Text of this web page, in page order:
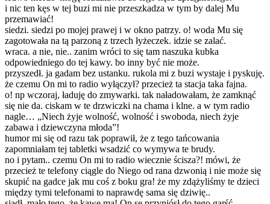
i nic ten kęs w tej buzi mi nie przeszkadza w tym by dalej Mu
przemawiać!
siedzi. siedzi po mojej prawej i w okno patrzy. o! woda Mu się
zagotowała na tą parzoną z trzech łyżeczek. idzie se zalać.
wraca. a nie, nie.. zanim wróci to się tam naszuka kubka
odpowiedniego do tej kawy. bo inny być nie może.
przyszedł. ja gadam bez ustanku. rukola mi z buzi wystaje i pyskuję.
że czemu On mi to radio wyłączył? przecież ta stacja taka fajna.
o! np wczoraj, ładuję do zmywarki. tak naładowałam, że zamknąć
się nie da. ciskam w te drzwiczki na chama i klne. a w tym radio
nagle… „Niech żyje wolność, wolność i swoboda, niech żyje
zabawa i dziewczyna młoda”!
humor mi się od razu tak poprawił, że z tego tańcowania
zapomniałam tej tabletki wsadzić co wymywa te brudy.
no i pytam.. czemu On mi to radio wiecznie ścisza?! mówi, że
przecież te telefony ciągle do Niego od rana dzwonią i nie może się
skupić na gadce jak mu coś z boku gra! że my zdążyliśmy te dzieci
między tymi telefonami to naprawdę sama się dziwię..